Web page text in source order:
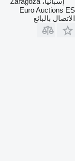
Euro Auctions ES
الاتصال بالبائع